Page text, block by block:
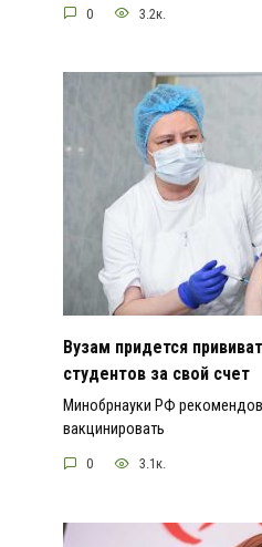
0 3.2к.
Вузам придется
студентов за свой счет
Минобрнауки РФ
вакцинировать
0 3.1к.